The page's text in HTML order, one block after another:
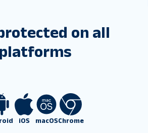
on all
platforms
iOS macOSChrome